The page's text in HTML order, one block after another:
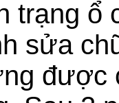
trạng ổ
sửa
được